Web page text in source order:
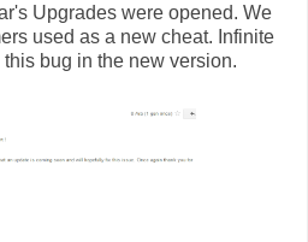
Upgrades were opened. We
used as a new cheat. Infinite
bug in the new version.